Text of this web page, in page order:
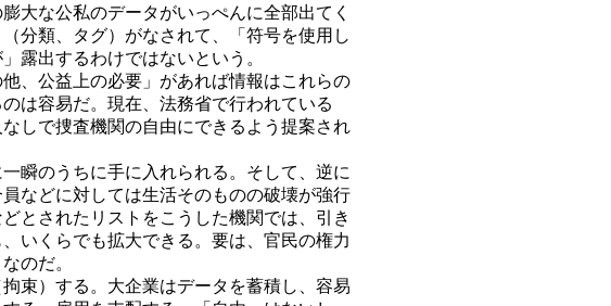
大な公私のデータがいっぺんに全部出てく
分類、タグ）がなされて、「符号を使用し
露出するわけではないという。
、公益上の必要」があれば情報はこれらの
は容易だ。現在、法務省で行われている
しで捜査機関の自由にできるよう提案され
瞬のうちに手に入れられる。そして、逆に
などに対しては生活そのものの破壊が強行
とされたリストをこうした機関では、引き
いくらでも拡大できる。要は、官民の権力
のだ。
束）する。大企業はデータを蓄積し、容易